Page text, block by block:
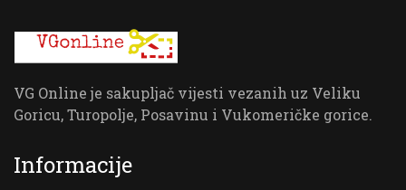
VG Online je sakupljač vijesti vezanih uz Veliku
Goricu, Turopolje, Posavinu i Vukomeričke gorice.
Informacije